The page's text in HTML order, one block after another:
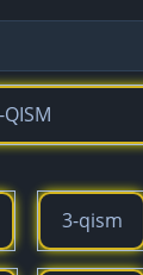
3-qism